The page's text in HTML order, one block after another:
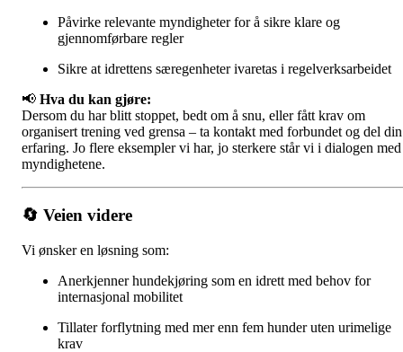
Påvirke relevante myndigheter for å sikre klare og
gjennomførbare regler
Sikre at idrettens særegenheter ivaretas i regelverksarbeidet
📢 Hva du kan gjøre:
Dersom du har blitt stoppet, bedt om å snu, eller fått krav om
organisert trening ved grensa – ta kontakt med forbundet og del din
erfaring. Jo flere eksempler vi har, jo sterkere står vi i dialogen med
myndighetene.
🔄 Veien videre
Vi ønsker en løsning som:
Anerkjenner hundekjøring som en idrett med behov for
internasjonal mobilitet
Tillater forflytning med mer enn fem hunder uten urimelige
krav